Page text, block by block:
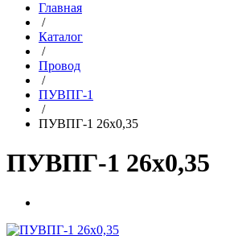
Главная
/
Каталог
/
Провод
/
ПУВПГ-1
/
ПУВПГ-1 26х0,35
ПУВПГ-1 26х0,35